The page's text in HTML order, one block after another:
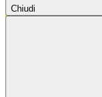
Chiudi